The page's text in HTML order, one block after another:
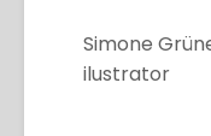
Simone
ilustrator